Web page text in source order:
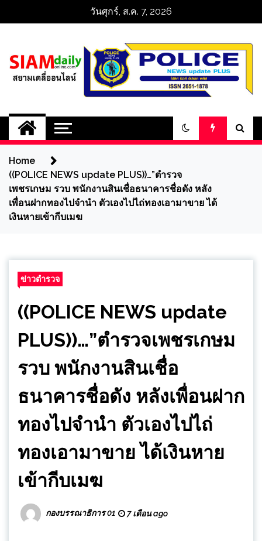
วันศุกร์, ส.ค. 7, 2026
สยามเดลี่ออนไลน์
SiamDailyOnline
Home
((POLICE NEWS update PLUS))…”ตำรวจ
เพชรเกษม รวบ พนักงานสินเชื่อธนาคารชื่อดัง หลัง
เพื่อนฝากทองไปจำนำ ตัวเองไปไถ่ทองเอามาขาย ได้
เงินหายเข้ากีบเมฆ
ข่าวตำรวจ
((POLICE NEWS update
PLUS))…”ตำรวจเพชรเกษม
รวบ พนักงานสินเชื่อ
ธนาคารชื่อดัง หลังเพื่อนฝาก
ทองไปจำนำ ตัวเองไปไถ่
ทองเอามาขาย ได้เงินหาย
เข้ากีบเมฆ
กองบรรณาธิการ 01 7 เดือน ago